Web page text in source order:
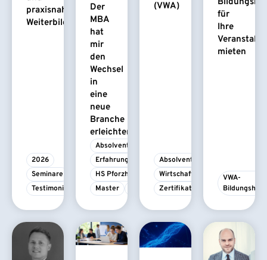
praxisnahe
Weiterbildung
2026
Seminare
Testimonial
Der
MBA
hat
mir
den
Wechsel
in
eine
neue
Branche
erleichtert
Absolvent/-in
Erfahrungsbericht
HS Pforzheim
Master
(VWA)
Absolvent/-in
Wirtschaftspsychologie
Zertifikatskurs
für
Ihre
mieten
VWA-
Bildungshaus